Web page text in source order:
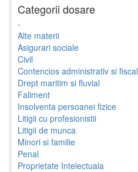
Categorii dosare
-
Alte materii
Asigurari sociale
Civil
Contencios administrativ si fiscal
Drept maritim si fluvial
Faliment
Insolventa persoanei fizice
Litigii cu profesionistii
Litigii de munca
Minori si familie
Penal
Proprietate Intelectuala